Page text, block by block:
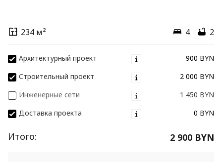
234 м² 4 2
Архитектурный проект
900 BYN
Строительный проект
2 000 BYN
Инженерные сети
1 450 BYN
Доставка проекта
0 BYN
Итого: 2 900 BYN